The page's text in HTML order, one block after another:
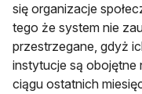
się organizacje
tego że system nie
przestrzegane, gdyż
instytucje są obojętne
ciągu ostatnich